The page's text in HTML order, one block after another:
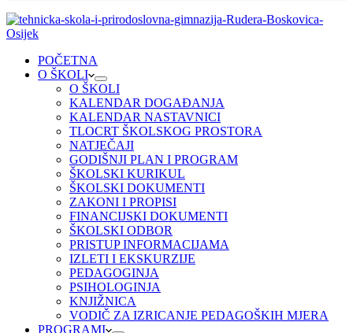
POČETNA
O ŠKOLI
O ŠKOLI
KALENDAR DOGAĐANJA
KALENDAR NASTAVNICI
TLOCRT ŠKOLSKOG PROSTORA
NATJEČAJI
GODIŠNJI PLAN I PROGRAM
ŠKOLSKI KURIKUL
ŠKOLSKI DOKUMENTI
ZAKONI I PROPISI
FINANCIJSKI DOKUMENTI
ŠKOLSKI ODBOR
PRISTUP INFORMACIJAMA
IZLETI I EKSKURZIJE
PEDAGOGINJA
PSIHOLOGINJA
KNJIŽNICA
VODIČ ZA IZRICANJE PEDAGOŠKIH MJERA
PROGRAMI